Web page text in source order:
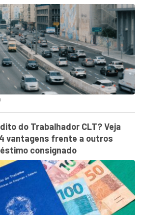
do Trabalhador CLT? Veja
vantagens frente a outros
consignado